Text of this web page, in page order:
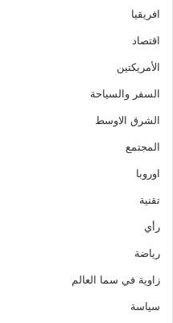
افريقيا
اقتصاد
الأمريكتين
السفر والسياحة
الشرق الاوسط
المجتمع
اوروبا
تقنية
رأي
رياضة
زاوية في سما العالم
سياسة